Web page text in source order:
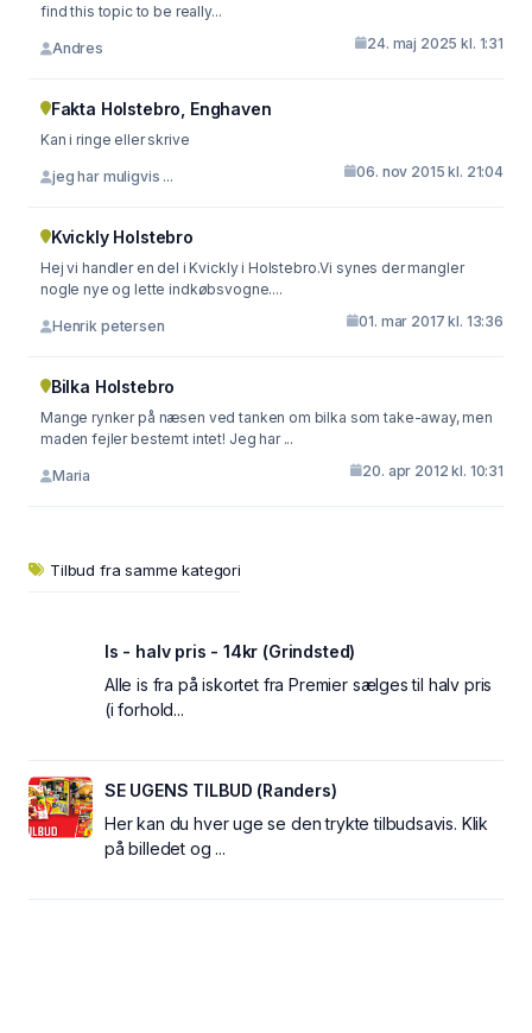
find this topic to be really...
Andres 24. maj 2025 kl. 1:31
Fakta Holstebro, Enghaven
Kan i ringe eller skrive
jeg har muligvis ... 06. nov 2015 kl. 21:04
Kvickly Holstebro
Hej vi handler en del i Kvickly i Holstebro.Vi synes der mangler
nogle nye og lette indkøbsvogne....
Henrik petersen 01. mar 2017 kl. 13:36
Bilka Holstebro
Mange rynker på næsen ved tanken om bilka som take-away, men
maden fejler bestemt intet! Jeg har ...
Maria 20. apr 2012 kl. 10:31
Tilbud fra samme kategori
Is - halv pris - 14kr (Grindsted)
Alle is fra på iskortet fra Premier sælges til halv pris
(i forhold...
SE UGENS TILBUD (Randers)
Her kan du hver uge se den trykte tilbudsavis. Klik
på billedet og ...